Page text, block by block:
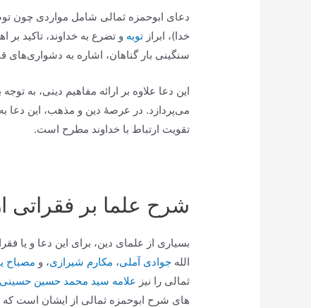
دعای ابوحمزه ثمالی شامل مواردی چون
خدا)، ابرازتوبه و تضرع به خداوند، تاکید بر
سنگینی بار گناهان، اشاره به دشواری‌های
این دعا علاوه بر ارائه مفاهیم دینی، به
می‌پردازد. در عرصهٔ دین و مذهب، این دعا
تقویت ارتباط با خداوند مطرح است.
شرح علما بر فقراتی
بسیاری از علمای دین، برای این دعا و یا
اللهجوادی آملی، مکارم شیرازی، و مصباح
ثمالی را نیز علامه سید محمد حسین
های شرح ابوحمزه ثمالی از ایشان است